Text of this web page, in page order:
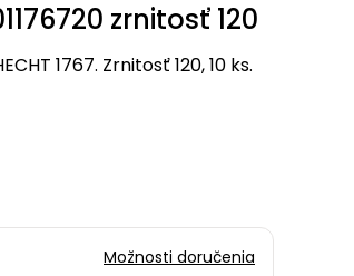
zrnitosť 120
1767. Zrnitosť 120, 10 ks.
Možnosti doručenia